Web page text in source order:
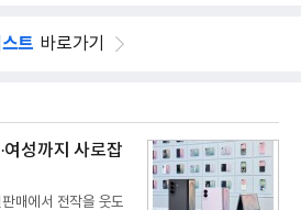
트 바로가기
성까지 사로잡
매에서 전작을 웃도